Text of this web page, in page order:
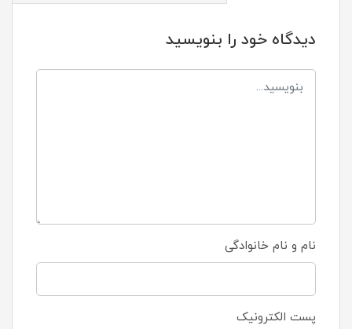
دیدگاه خود را بنویسید
نام و نام خانوادگی
پست الکترونیک